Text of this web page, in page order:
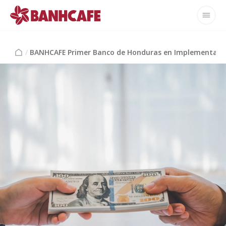
/ BANHCAFE Primer Banco de Honduras en Implementar